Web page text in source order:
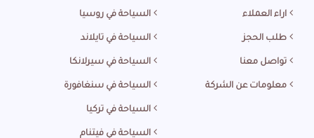
اراء العملاء
طلب الحجز
تواصل معنا
معلومات عن الشركة
السياحة في روسيا
السياحة في تايلاند
السياحة في سيرلانكا
السياحة في سنغافورة
السياحة في تركيا
السياحة في فيتنام